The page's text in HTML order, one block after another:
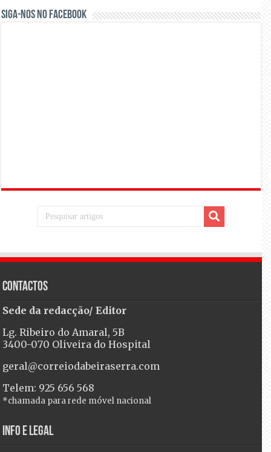
Siga-nos no Facebook
Contactos
Sede da redacção/ Editor
Lg. Ribeiro do Amaral, 5B
3400-070 Oliveira do Hospital
geral@correiodabeiraserra.com
Telem: 925 656 568
*chamada para rede móvel nacional
Info e Legal